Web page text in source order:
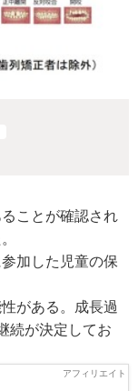
ことが確認され
加した児童の保
がある。成長過
続が決定してお